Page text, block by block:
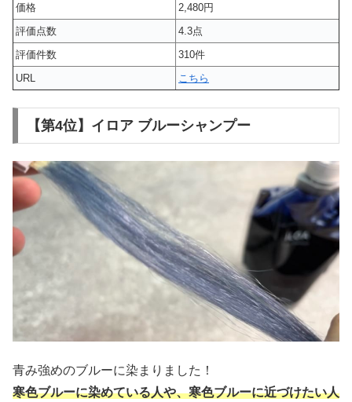
価格
2,480円
評価点数
4.3点
評価件数
310件
URL
こちら
【第4位】イロア ブルーシャンプー
青み強めのブルーに染まりました！
寒色ブルーに染めている人や、寒色ブルーに近づけたい人